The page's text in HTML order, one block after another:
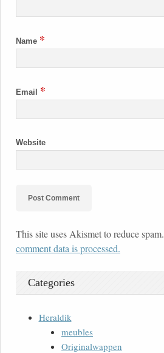
Name *
Email *
Website
This site uses Akismet to reduce spam.
comment data is processed.
Categories
Heraldik
meubles
Originalwappen